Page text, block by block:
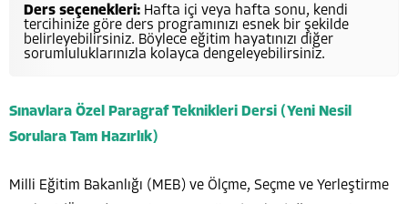
Ders seçenekleri: Hafta içi veya hafta sonu, kendi
tercihinize göre ders programınızı esnek bir şekilde
belirleyebilirsiniz. Böylece eğitim hayatınızı diğer
sorumluluklarınızla kolayca dengeleyebilirsiniz.
Sınavlara Özel Paragraf Teknikleri Dersi (Yeni Nesil
Sorulara Tam Hazırlık)
Milli Eğitim Bakanlığı (MEB) ve Ölçme, Seçme ve Yerleştirme